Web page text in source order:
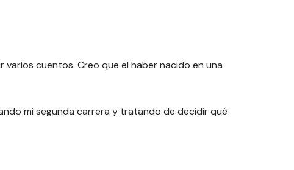
cuentos. Creo que el haber nacido en una
mi segunda carrera y tratando de decidir qué